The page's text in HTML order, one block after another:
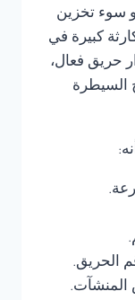
سوء تخزين
كبيرة في
حريق فعال،
السيطرة
الحريق.
المنشآت.